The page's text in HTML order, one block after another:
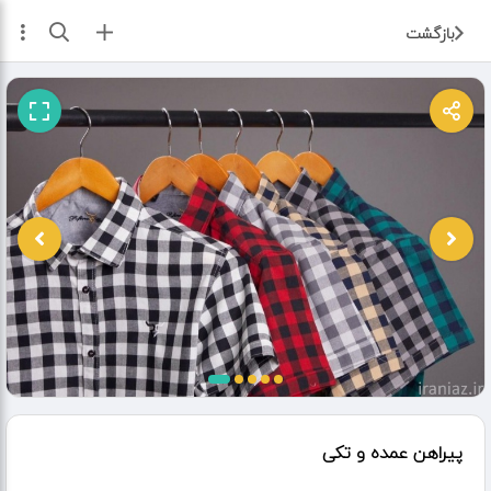
بازگشت ثبت آگهی
پیراهن عمده و تکی